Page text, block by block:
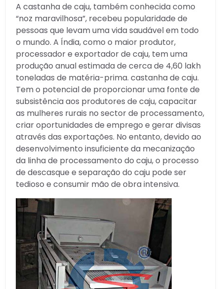
A castanha de caju, também conhecida como
“noz maravilhosa”, recebeu popularidade de
pessoas que levam uma vida saudável em todo
o mundo. A Índia, como o maior produtor,
processador e exportador de caju, tem uma
produção anual estimada de cerca de 4,60 lakh
toneladas de matéria-prima. castanha de caju.
Tem o potencial de proporcionar uma fonte de
subsistência aos produtores de caju, capacitar
as mulheres rurais no sector de processamento,
criar oportunidades de emprego e gerar divisas
através das exportações. No entanto, devido ao
desenvolvimento insuficiente da mecanização
da linha de processamento do caju, o processo
de descasque e separação do caju pode ser
tedioso e consumir mão de obra intensiva.